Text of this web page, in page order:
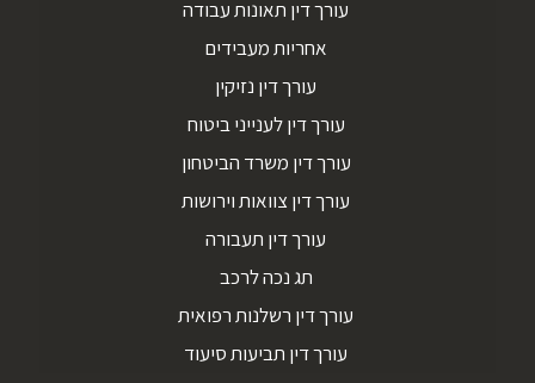
עורך דין תאונות עבודה
אחריות מעבידים
עורך דין נזיקין
עורך דין לענייני ביטוח
עורך דין משרד הביטחון
עורך דין צוואות וירושות
עורך דין תעבורה
תג נכה לרכב
עורך דין רשלנות רפואית
עורך דין תביעות סיעוד